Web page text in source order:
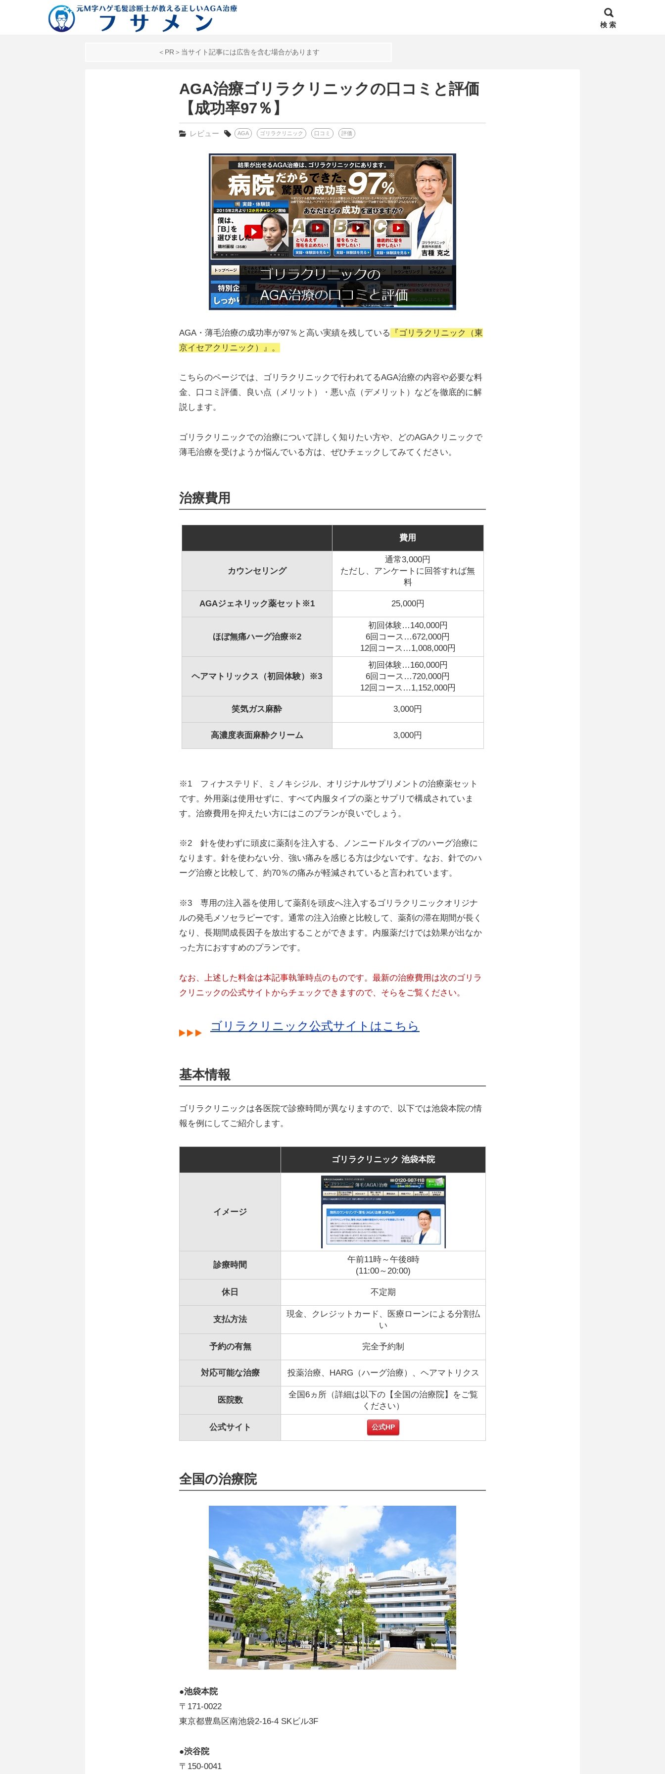
検 索
＜PR＞当サイト記事には広告を含む場合があります
AGA治療ゴリラクリニックの口コミと評価
【成功率97％】
レビュー AGA ゴリラクリニック 口コミ 評価
AGA・薄毛治療の成功率が97％と高い実績を残している
『ゴリラクリニック（東
京イセアクリニック）』。
こちらのページでは、ゴリラクリニックで行われてるAGA治療の内容や必要な料
金、口コミ評価、良い点（メリット）・悪い点（デメリット）などを徹底的に解
説します。
ゴリラクリニックでの治療について詳しく知りたい方や、どのAGAクリニックで
薄毛治療を受けようか悩んでいる方は、ぜひチェックしてみてください。
治療費用
費用
カウンセリング
通常3,000円
ただし、アンケートに回答すれば無
料
AGAジェネリック薬セット※1 25,000円
ほぼ無痛ハーグ治療※2
初回体験…140,000円
6回コース…672,000円
12回コース…1,008,000円
ヘアマトリックス（初回体験）※3
初回体験…160,000円
6回コース…720,000円
12回コース…1,152,000円
笑気ガス麻酔 3,000円
高濃度表面麻酔クリーム 3,000円
※1 フィナステリド、ミノキシジル、オリジナルサプリメントの治療薬セット
です。外用薬は使用せずに、すべて内服タイプの薬とサプリで構成されていま
す。治療費用を抑えたい方にはこのプランが良いでしょう。
※2 針を使わずに頭皮に薬剤を注入する、ノンニードルタイプのハーグ治療に
なります。針を使わない分、強い痛みを感じる方は少ないです。なお、針でのハ
ーグ治療と比較して、約70％の痛みが軽減されていると言われています。
※3 専用の注入器を使用して薬剤を頭皮へ注入するゴリラクリニックオリジナ
ルの発毛メソセラピーです。通常の注入治療と比較して、薬剤の滞在期間が長く
なり、長期間成長因子を放出することができます。内服薬だけでは効果が出なか
った方におすすめのプランです。
なお、上述した料金は本記事執筆時点のものです。最新の治療費用は次のゴリラ
クリニックの公式サイトからチェックできますので、そらをご覧ください。
ゴリラクリニック公式サイトはこちら
基本情報
ゴリラクリニックは各医院で診療時間が異なりますので、以下では池袋本院の情
報を例にしてご紹介します。
ゴリラクリニック 池袋本院
イメージ
診療時間
午前11時～午後8時
(11:00～20:00)
休日 不定期
支払方法
現金、クレジットカード、医療ローンによる分割払
い
予約の有無 完全予約制
対応可能な治療 投薬治療、HARG（ハーグ治療）、ヘアマトリクス
医院数
全国6ヵ所（詳細は以下の【全国の治療院】をご覧
ください）
公式サイト 公式HP
全国の治療院
●池袋本院
〒171-0022
東京都豊島区南池袋2-16-4 SKビル3F
●渋谷院
〒150-0041